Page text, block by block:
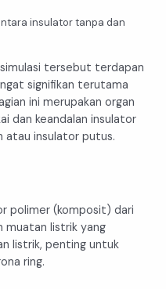
insulator tanpa dan
tersebut terdapan
signifikan terutama
ini merupakan organ
dan keandalan insulator
atau insulator putus.
polimer (komposit) dari
muatan listrik yang
listrik, penting untuk
ring.